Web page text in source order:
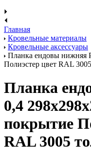
Главная
Кровельные материалы
Кровельные аксессуары
Планка ендовы нижняя
Полиэстер цвет RAL
Планка
0,4
покрытие
RAL 3005